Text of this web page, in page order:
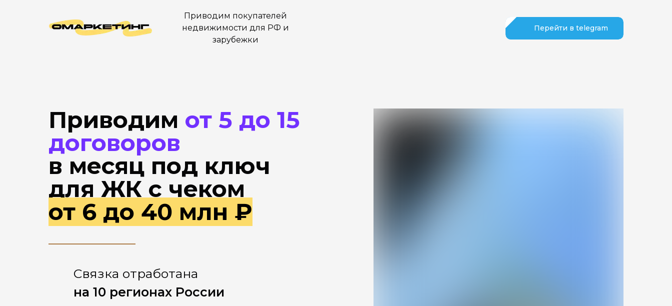
Приводим покупателей
недвижимости для РФ и
зарубежки
Перейти в telegram
Приводим от 5 до 15
договоров
в месяц под ключ
для ЖК с чеком
от 6 до 40 млн ₽
Связка отработана
на 10 регионах России